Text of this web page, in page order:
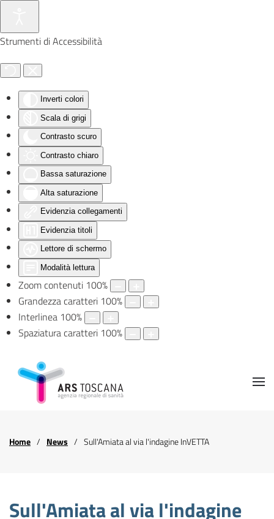
Strumenti di Accessibilità
Inverti colori
Scala di grigi
Contrasto scuro
Contrasto chiaro
Bassa saturazione
Alta saturazione
Evidenzia collegamenti
Evidenzia titoli
Lettore di schermo
Modalità lettura
Zoom contenuti 100%
Grandezza caratteri 100%
Interlinea 100%
Spaziatura caratteri 100%
Skip to main content
Home News Sull'Amiata al via l'indagine InVETTA
Sull'Amiata al via l'indagine